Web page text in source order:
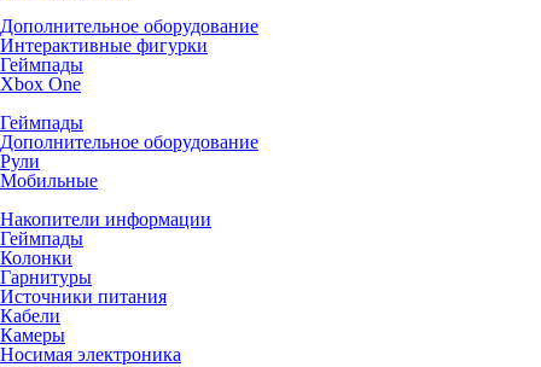
Дополнительное оборудование
Интерактивные фигурки
Геймпады
Xbox One
Геймпады
Дополнительное оборудование
Рули
Мобильные
Накопители информации
Геймпады
Колонки
Гарнитуры
Источники питания
Кабели
Камеры
Носимая электроника